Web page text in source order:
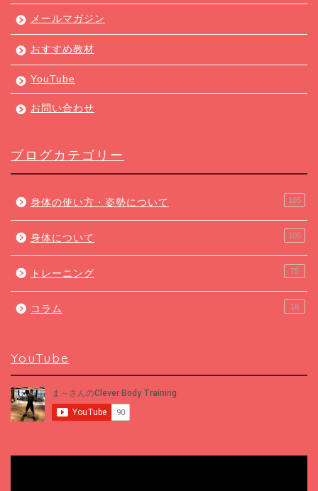
メールマガジン
おすすめ教材
YouTube
お問い合わせ
ブログカテゴリー
身体の使い方・姿勢について 105
身体について 105
トレーニング 75
コラム 18
YouTube